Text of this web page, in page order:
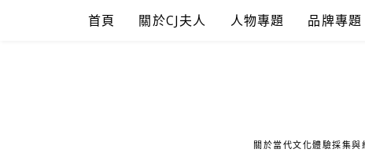
首頁 關於CJ夫人 人物專題 品牌專題
關於當代文化體驗採集